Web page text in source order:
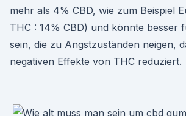
mehr als 4% CBD, wie zum Beispiel
THC : 14% CBD) und könnte besser
sein, die zu Angstzuständen neigen,
negativen Effekte von THC reduziert.